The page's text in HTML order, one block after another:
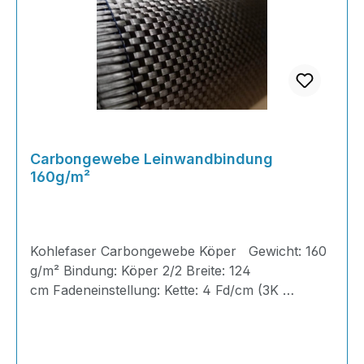
Carbongewebe Leinwandbindung
160g/m²
Kohlefaser Carbongewebe Köper Gewicht: 160
g/m² Bindung: Köper 2/2 Breite: 124
cm Fadeneinstellung: Kette: 4 Fd/cm (3K